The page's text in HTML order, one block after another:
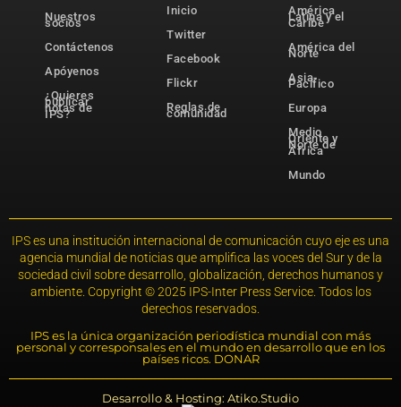
Nuestros
socios
Contáctenos
Apóyenos
¿Quieres
publicar
notas de
IPS?
Inicio
Twitter
Facebook
Flickr
Reglas de
comunidad
América
Latina y el
Caribe
América del
Norte
Asia-
Pacífico
Europa
Medio
Oriente y
Norte de
África
Mundo
IPS es una institución internacional de comunicación cuyo eje es una
agencia mundial de noticias que amplifica las voces del Sur y de la
sociedad civil sobre desarrollo, globalización, derechos humanos y
ambiente. Copyright © 2025 IPS-Inter Press Service. Todos los
derechos reservados.
IPS es la única organización periodística mundial con más
personal y corresponsales en el mundo en desarrollo que en los
países ricos. DONAR
Desarrollo & Hosting: Atiko.Studio